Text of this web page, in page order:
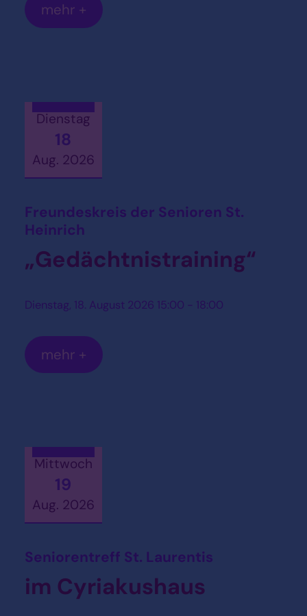
mehr +
Dienstag
18
Aug. 2026
Freundeskreis der Senioren St.
Heinrich
„Gedächtnistraining“
Dienstag, 18. August 2026 15:00 - 18:00
mehr +
Mittwoch
19
Aug. 2026
Seniorentreff St. Laurentis
im Cyriakushaus